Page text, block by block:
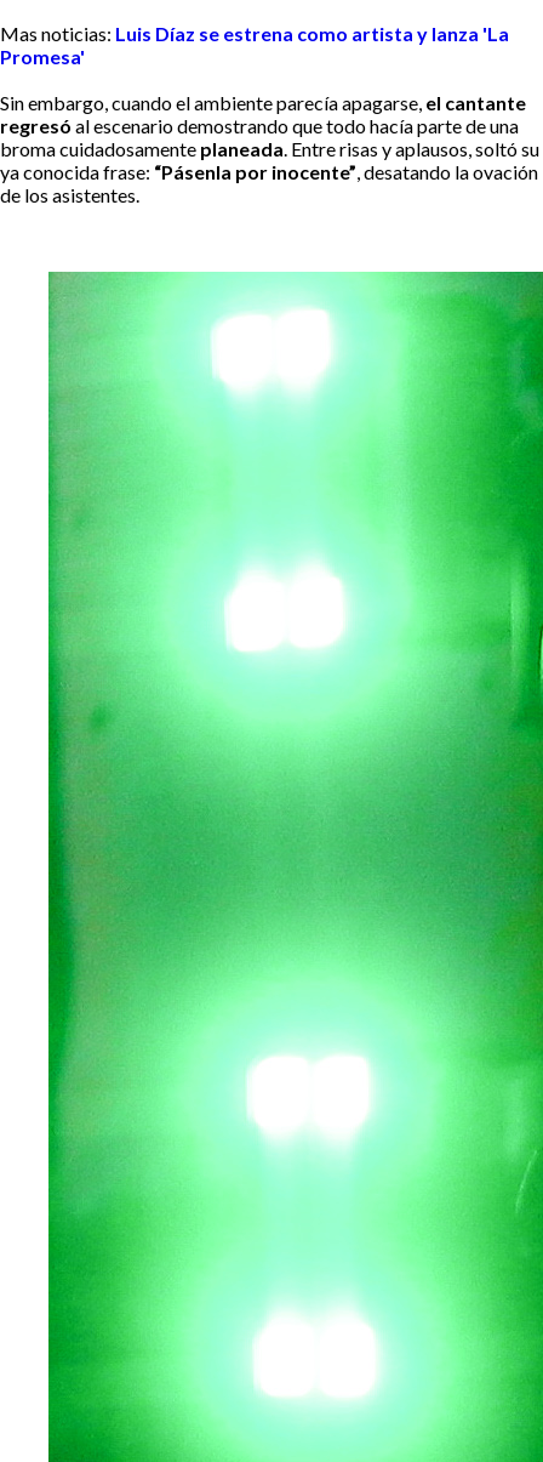
Mas noticias: Luis Díaz se estrena como artista y lanza 'La
Promesa'
Sin embargo, cuando el ambiente parecía apagarse, el cantante
regresó al escenario demostrando que todo hacía parte de una
broma cuidadosamente planeada. Entre risas y aplausos, soltó su
ya conocida frase: “Pásenla por inocente”, desatando la ovación
de los asistentes.